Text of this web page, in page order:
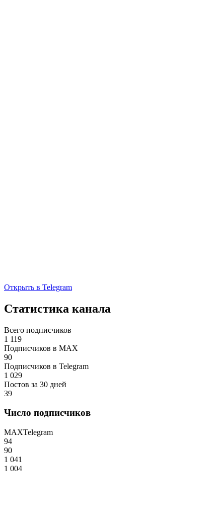
Открыть в Telegram
Статистика канала
Всего подписчиков
1 119
Подписчиков в MAX
90
Подписчиков в Telegram
1 029
Постов за 30 дней
39
Число подписчиков
MAXTelegram
94
90
1 041
1 004